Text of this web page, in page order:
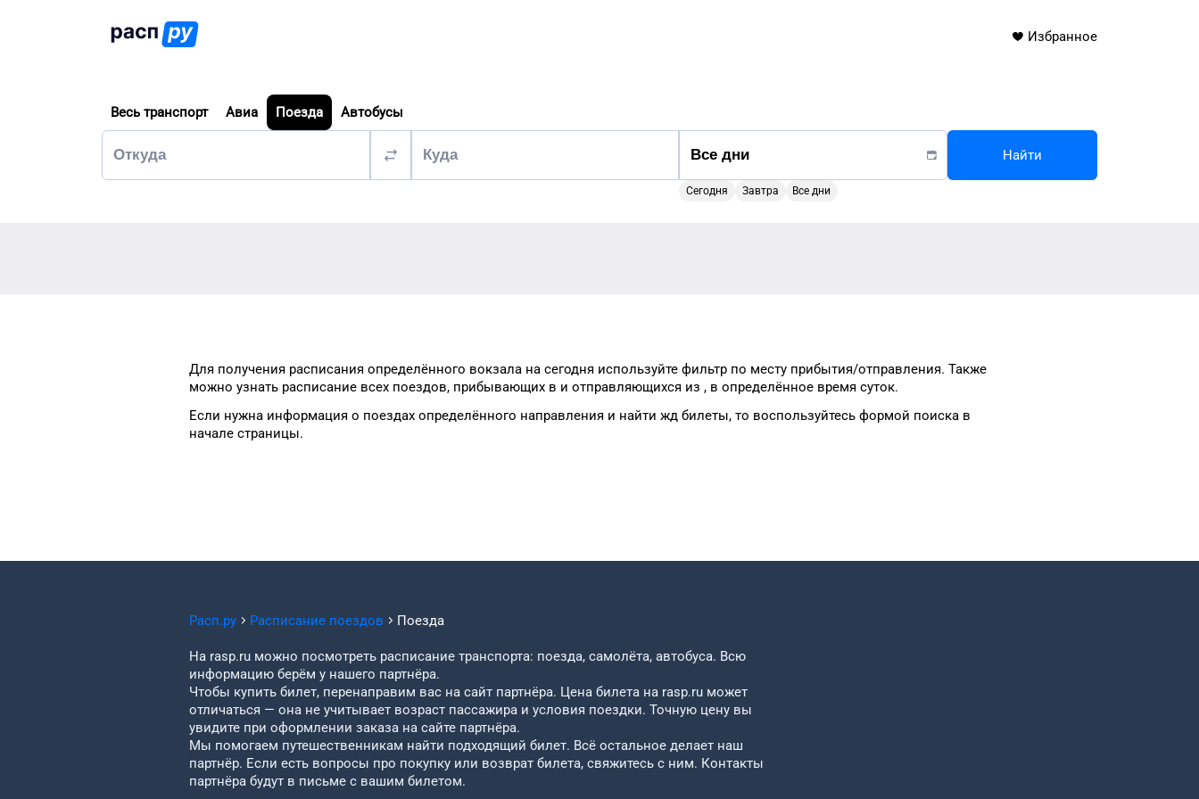
Избранное
Весь транспорт Авиа Поезда Автобусы
Сегодня Завтра Все дни
Найти
Для получения расписания определённого вокзала на сегодня используйте фильтр по месту прибытия/отправления. Также
можно узнать расписание всех поездов, прибывающих в и отправляющихся из , в определённое время суток.
Если нужна информация о поездах определённого направления и найти жд билеты, то воспользуйтесь формой поиска в
начале страницы.
Расп.ру Расписание поездов Поезда
На rasp.ru можно посмотреть расписание транспорта: поезда, самолёта, автобуса. Всю
информацию берём у нашего партнёра.
Чтобы купить билет, перенаправим вас на сайт партнёра. Цена билета на rasp.ru может
отличаться — она не учитывает возраст пассажира и условия поездки. Точную цену вы
увидите при оформлении заказа на сайте партнёра.
Мы помогаем путешественникам найти подходящий билет. Всё остальное делает наш
партнёр. Если есть вопросы про покупку или возврат билета, свяжитесь с ним. Контакты
партнёра будут в письме с вашим билетом.